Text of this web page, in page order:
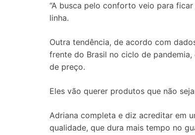
“A busca pelo conforto veio para
linha.
Outra tendência, de acordo com
frente do Brasil no ciclo de
de preço.
Eles vão querer produtos que não
Adriana completa e diz acreditar em
qualidade, que dura mais tempo no